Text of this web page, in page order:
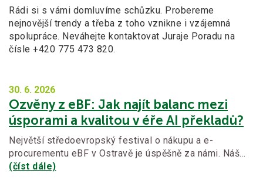
Rádi si s vámi domluvíme schůzku. Probereme
nejnovější trendy a třeba z toho vznikne i vzájemná
spolupráce. Neváhejte kontaktovat Juraje Poradu na
čísle +420 775 473 820.
30. 6. 2026
Ozvěny z eBF: Jak najít balanc mezi
úsporami a kvalitou v éře AI překladů?
Největší středoevropský festival o nákupu a e-
procurementu eBF v Ostravě je úspěšně za námi. Náš…
(číst dále)